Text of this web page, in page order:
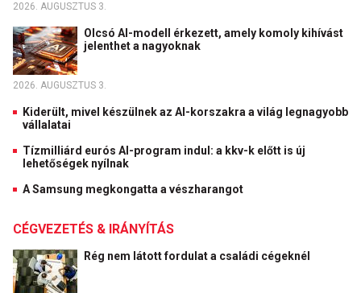
2026. AUGUSZTUS 3.
Olcsó AI-modell érkezett, amely komoly kihívást
jelenthet a nagyoknak
2026. AUGUSZTUS 3.
Kiderült, mivel készülnek az AI-korszakra a világ legnagyobb
vállalatai
Tízmilliárd eurós AI-program indul: a kkv-k előtt is új
lehetőségek nyílnak
A Samsung megkongatta a vészharangot
CÉGVEZETÉS & IRÁNYÍTÁS
Rég nem látott fordulat a családi cégeknél